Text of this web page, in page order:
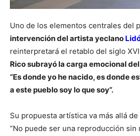
Uno de los elementos centrales del
intervención del artista yeclano
reinterpretará el retablo del siglo
Rico subrayó la carga emocional
“Es donde yo he nacido, es donde
a este pueblo soy lo que soy”.
Su propuesta artística va más allá
“No puede ser una reproducción sin